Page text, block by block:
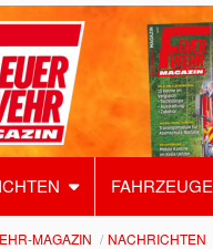
FAHRZEUGE
MAGAZIN NACHRICHTEN